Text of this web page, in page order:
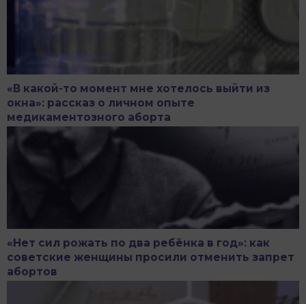
«В какой-то момент мне хотелось выйти из
окна»: рассказ о личном опыте
медикаментозного аборта
«Нет сил рожать по два ребёнка в год»: как
советские женщины просили отменить запрет
абортов